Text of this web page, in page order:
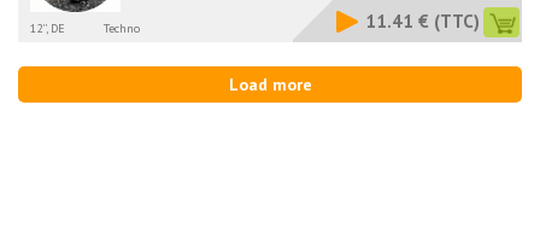
12'', DE Techno 11.41 € (TTC)
Load more